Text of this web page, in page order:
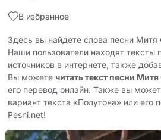
В избранное
Здесь вы найдете слова песни
Наши пользователи находят тексты
источников в интернете, также
Вы можете читать текст песни
его перевод онлайн. Также вы
вариант текста «Полутона» или его
Pesni.net!